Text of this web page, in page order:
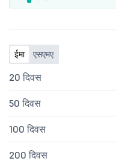
ईमा एसएमए
20 दिवस
50 दिवस
100 दिवस
200 दिवस